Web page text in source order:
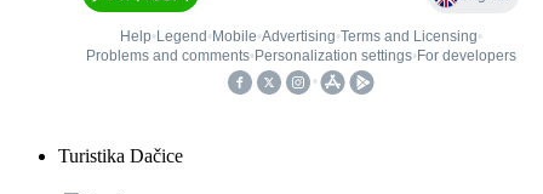
Turistika Dačice